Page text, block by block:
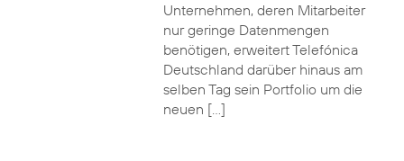
Unternehmen, deren Mitarbeiter
nur geringe Datenmengen
benötigen, erweitert Telefónica
Deutschland darüber hinaus am
selben Tag sein Portfolio um die
neuen […]